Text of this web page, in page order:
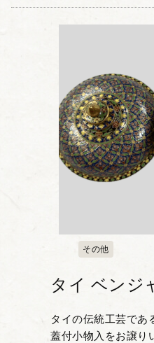
その他
タイ ベンジ
タイの伝統工芸であ
蓋付小物入をお譲り